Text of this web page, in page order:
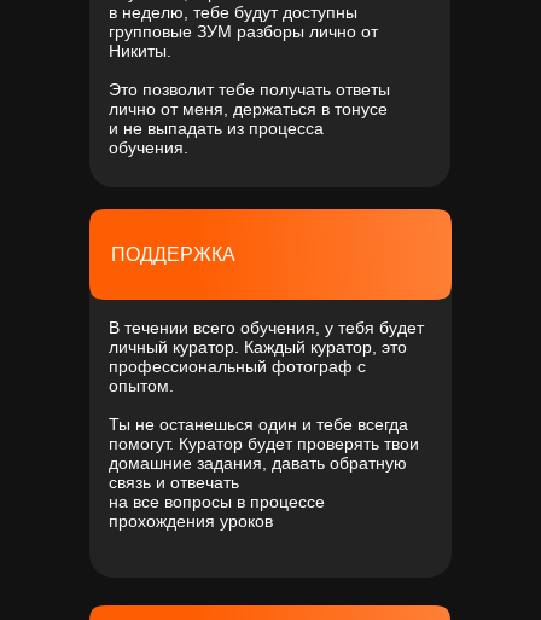
в неделю, тебе будут доступны
групповые ЗУМ разборы лично от
Никиты.
Это позволит тебе получать ответы
лично от меня, держаться в тонусе
и не выпадать из процесса
обучения.
В течении всего обучения, у тебя будет
личный куратор. Каждый куратор, это
профессиональный фотограф с
опытом.
Ты не останешься один и тебе всегда
помогут. Куратор будет проверять твои
домашние задания, давать обратную
связь и отвечать
на все вопросы в процессе
прохождения уроков
ПОДДЕРЖКА